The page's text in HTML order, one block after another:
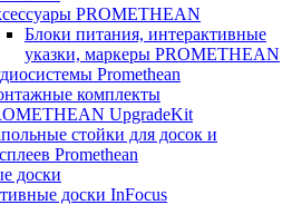
PROMETHEAN
Блоки питания, интерактивные
указки, маркеры PROMETHEAN
Promethean
комплекты
UpgradeKit
стойки для досок и
Promethean
доски
доски InFocus